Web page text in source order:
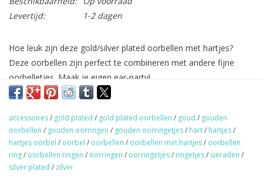
Levertijd:
1-2 dagen
Hoe leuk zijn deze gold/silver plated oorbellen met hartjes?
Deze oorbellen zijn perfect te combineren met andere fijne
oorbelletjes. Maak je eigen ear-party!
Gold/silver plated & 100% nikkel vrij.
★GRATIS verzending vanaf €50,- (NL)
★ Sieraden & haaraccessoires verzending €1,95 (NL)
★ Werkdagen voor 17:00 uur besteld = zelfde dag verzonden
★ Veilig en snel betalen
accessoires/ gold plated / gold plated oorbellen / goud / gouden
oorbellen / gouden oorringen / gouden oorringetjes/ hart/ hartjes/
hartjes oorbel / oorbel / oorbellen / oorbellen met hartjes/ oorbellen
ring/ oorbellen ringen / oorringen / oorringetjes/ ringetjes/ sieraden /
silver plated / zilver